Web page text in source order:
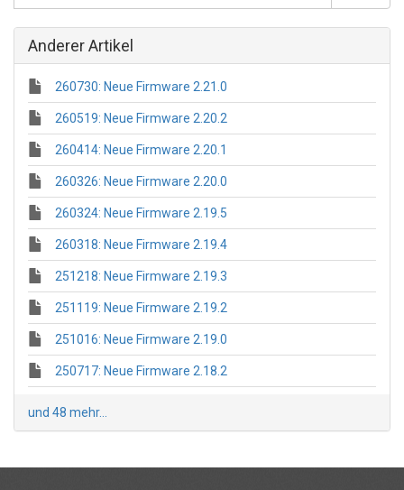
Anderer Artikel
260730: Neue Firmware 2.21.0
260519: Neue Firmware 2.20.2
260414: Neue Firmware 2.20.1
260326: Neue Firmware 2.20.0
260324: Neue Firmware 2.19.5
260318: Neue Firmware 2.19.4
251218: Neue Firmware 2.19.3
251119: Neue Firmware 2.19.2
251016: Neue Firmware 2.19.0
250717: Neue Firmware 2.18.2
und 48 mehr...